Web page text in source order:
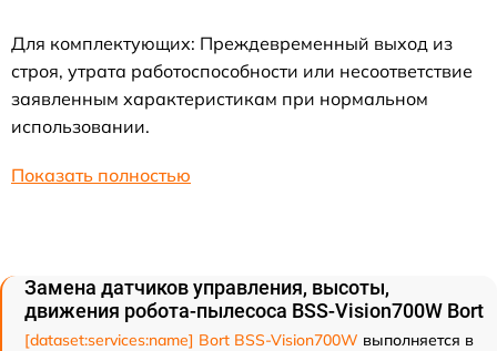
Для комплектующих: Преждевременный выход из
строя, утрата работоспособности или несоответствие
заявленным характеристикам при нормальном
использовании.
Показать полностью
Замена датчиков управления, высоты,
движения робота-пылесоса BSS-Vision700W Bort
[dataset:services:name] Bort BSS-Vision700W выполняется в